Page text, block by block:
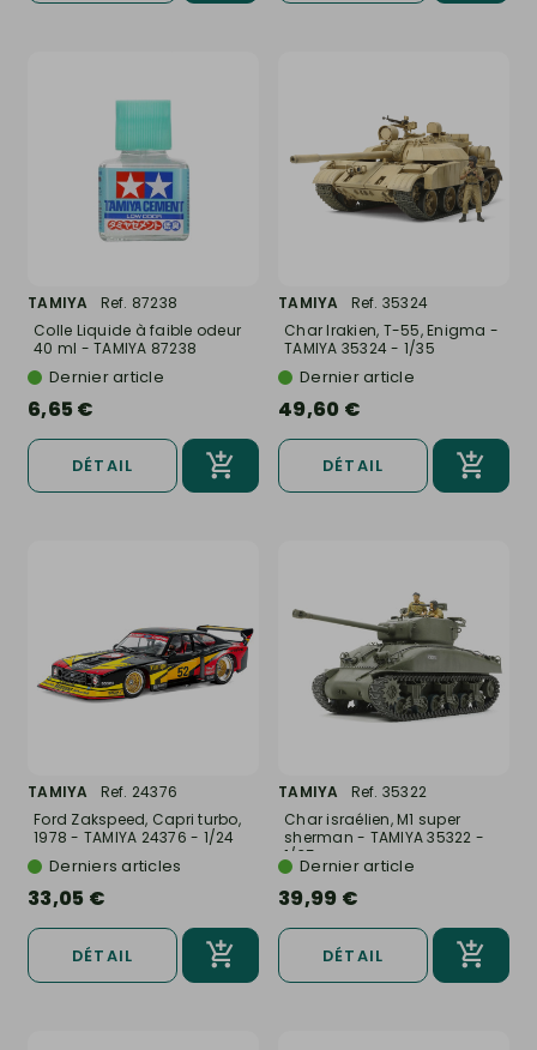
TAMIYA
Ref. 87238
Colle Liquide à faible odeur
40 ml - TAMIYA 87238
Dernier article
6,65 €
DÉTAIL
TAMIYA
Ref. 35324
Char Irakien, T-55, Enigma -
TAMIYA 35324 - 1/35
Dernier article
49,60 €
DÉTAIL
TAMIYA
Ref. 24376
Ford Zakspeed, Capri turbo,
1978 - TAMIYA 24376 - 1/24
Derniers articles
33,05 €
DÉTAIL
TAMIYA
Ref. 35322
Char israélien, M1 super
sherman - TAMIYA 35322 -
1/35Dernier article
39,99 €
DÉTAIL